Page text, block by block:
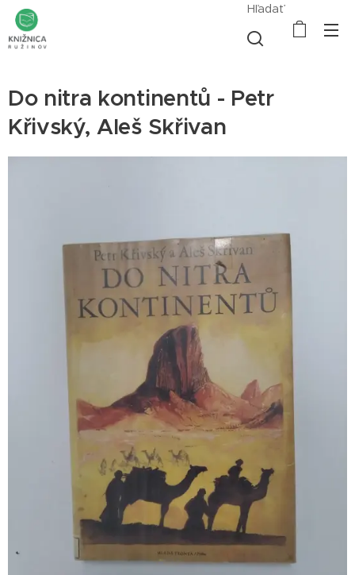
Hľadať
Do nitra kontinentů - Petr
Křivský, Aleš Skřivan